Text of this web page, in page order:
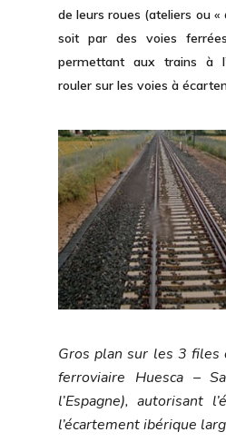
de leurs roues (ateliers ou «
soit par des voies
permettant aux trains à
rouler sur les voies à
Gros plan sur les 3 files
ferroviaire Huesca –
l’Espagne), autorisant
l’écartement ibérique